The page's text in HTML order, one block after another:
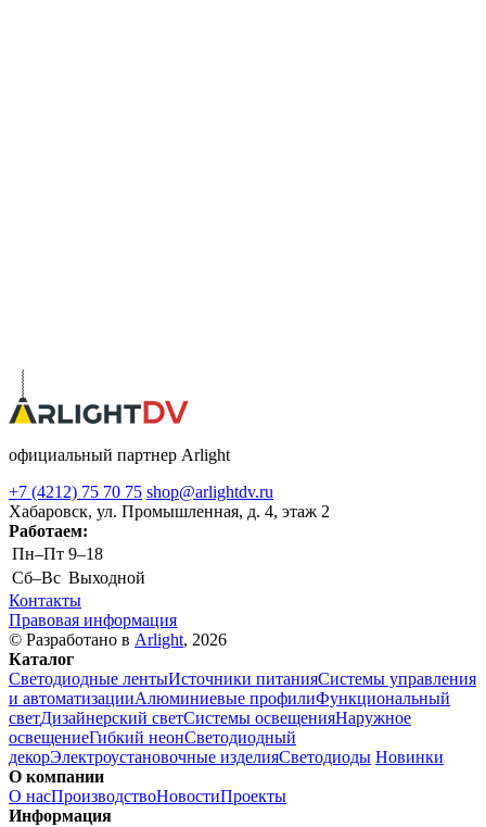
официальный партнер Arlight
+7 (4212) 75 70 75 shop@arlightdv.ru
Хабаровск, ул. Промышленная, д. 4, этаж 2
Работаем:
Пн–Пт 9–18
Cб–Вс Выходной
Контакты
Правовая информация
© Разработано в Arlight, 2026
Каталог
Светодиодные лентыИсточники питанияСистемы управления
и автоматизацииАлюминиевые профилиФункциональный
светДизайнерский светСистемы освещенияНаружное
освещениеГибкий неонСветодиодный
декорЭлектроустановочные изделияСветодиоды Новинки
О компании
О насПроизводствоНовостиПроекты
Информация